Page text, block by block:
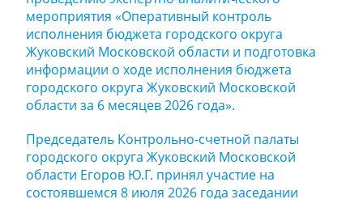
мероприятия «Оперативный контроль
исполнения бюджета городского округа
Жуковский Московской области и подготовка
информации о ходе исполнения бюджета
городского округа Жуковский Московской
области за 6 месяцев 2026 года».
Председатель Контрольно-счетной палаты
городского округа Жуковский Московской
области Егоров Ю.Г. принял участие на
состоявшемся 8 июля 2026 года заседании